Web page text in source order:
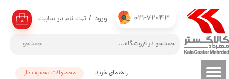
021-72043
جستجو
۰ ورود / ثبت نام در سایت
حساب کاربری من
تغییر گذر واژه
سفارشات
محصولات تحفیف دار راهنمای خرید